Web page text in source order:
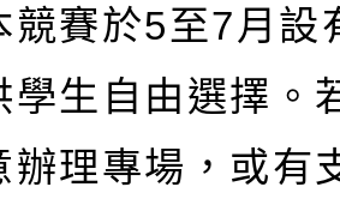
競賽於5至7月設
學生自由選擇。
辦理專場，或有